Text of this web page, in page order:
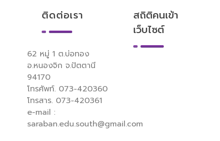
ติดต่อเรา
62 หมู่ 1 ต.บ่อทอง
อ.หนองจิก จ.ปัตตานี
94170
โทรศัพท์. 073-420360
โทรสาร. 073-420361
e-mail :
saraban.edu.south@gmail.com
สถิติคนเข้า
เว็บไซต์